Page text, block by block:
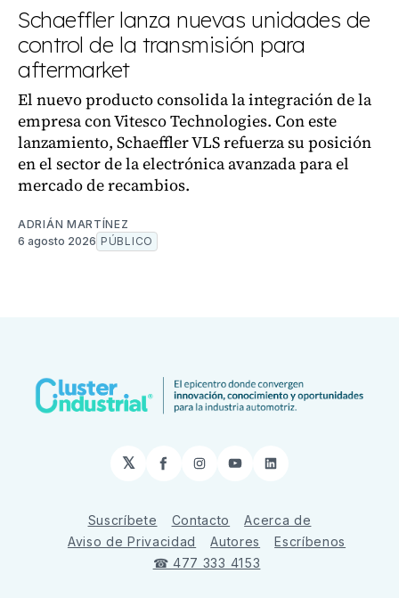
Schaeffler lanza nuevas unidades de
control de la transmisión para
aftermarket
El nuevo producto consolida la integración de la
empresa con Vitesco Technologies. Con este
lanzamiento, Schaeffler VLS refuerza su posición
en el sector de la electrónica avanzada para el
mercado de recambios.
ADRIÁN MARTÍNEZ
6 agosto 2026 PÚBLICO
𝕏 Facebook
Instagram
YouTubeLinkedIn
Suscríbete Contacto
Acerca de
Aviso de Privacidad
Autores
Escríbenos
☎ 477 333 4153